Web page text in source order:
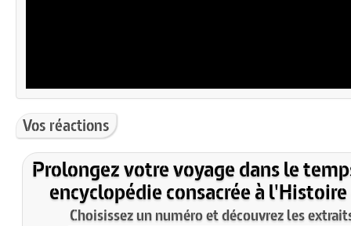
Vos réactions
Prolongez votre voyage dans le
encyclopédie consacrée à l'Histoire
Choisissez un numéro et découvrez les